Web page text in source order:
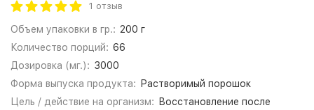
1 отзыв
Объем упаковки в гр.: 200 г
Количество порций: 66
Дозировка (мг.): 3000
Форма выпуска продукта:
Растворимый порошок
Цель / действие на организм:
Восстановление после